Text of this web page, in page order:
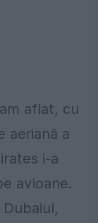
aflat, cu
aeriană a
i-a
avioane.